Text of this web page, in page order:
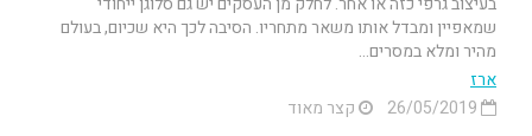
שמאפיין ומבדל אותו משאר מתחריו. הסיבה לכך היא שכיום, בעולם
מהיר ומלא במסרים...
ארז
קצר מאוד